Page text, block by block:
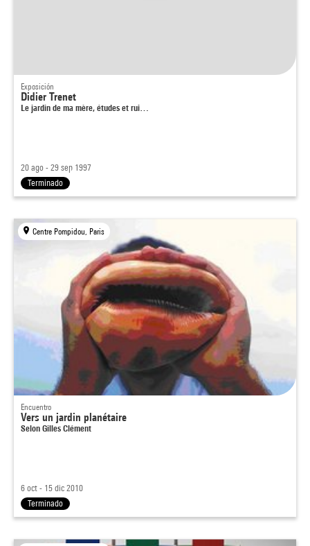
Exposición
Didier Trenet
Le jardin de ma mère, études et rui…
20 ago - 29 sep 1997
Terminado
Centre Pompidou, Paris
Encuentro
Vers un jardin planétaire
Selon Gilles Clément
6 oct - 15 dic 2010
Terminado